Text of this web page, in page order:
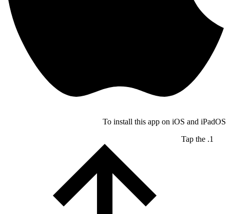
To install this app on iOS and iPadOS
Tap the